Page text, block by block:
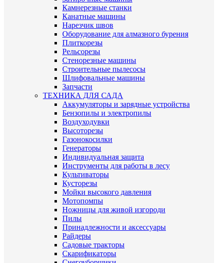
Камнерезные станки
Канатные машины
Нарезчик швов
Оборудование для алмазного бурения
Плиткорезы
Рельсорезы
Стенорезные машины
Строительные пылесосы
Шлифовальные машины
Запчасти
ТЕХНИКА ДЛЯ САДА
Аккумуляторы и зарядные устройства
Бензопилы и электропилы
Воздуходувки
Высоторезы
Газонокосилки
Генераторы
Индивидуальная защита
Инструменты для работы в лесу
Культиваторы
Кусторезы
Мойки высокого давления
Мотопомпы
Ножницы для живой изгороди
Пилы
Принадлежности и аксессуары
Райдеры
Садовые тракторы
Скарификаторы